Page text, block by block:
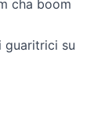
cha boom
guaritrici su